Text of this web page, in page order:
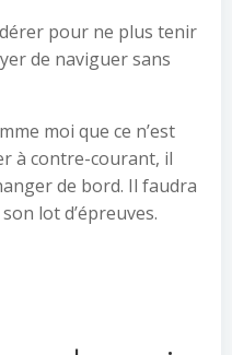
pour ne plus tenir
de naviguer sans
moi que ce n’est
à contre-courant, il
de bord. Il faudra
lot d’épreuves.